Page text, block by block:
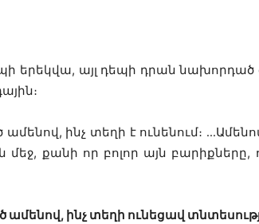
երեկվա, այլ դեպի դրան
ինչ տեղի է ունենում։
քանի որ բոլոր այն
ինչ տեղի ունեցավ